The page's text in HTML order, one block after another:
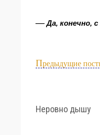
—Да, конечно,
Предыдущие
Неровно дышу